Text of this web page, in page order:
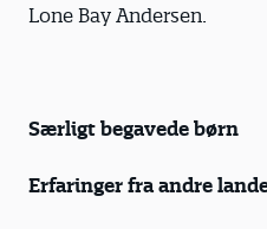
Lone Bay Andersen.
Særligt begavede børn
Erfaringer fra andre